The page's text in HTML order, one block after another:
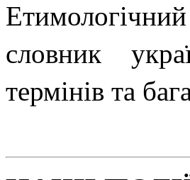
словник
термінів та